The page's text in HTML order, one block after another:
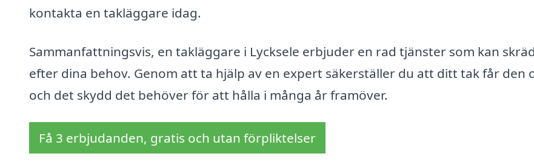
kontakta en takläggare idag.
Sammanfattningsvis, en takläggare i Lycksele erbjuder en rad tjänster som kan
efter dina behov. Genom att ta hjälp av en expert säkerställer du att ditt tak får den
och det skydd det behöver för att hålla i många år framöver.
Få 3 erbjudanden, gratis och utan förpliktelser